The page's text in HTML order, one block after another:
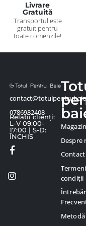
Livrare
Gratuită
Transportul este
gratuit pentru
toate comenzile!
0786982408
Relatii clienți:
L-V 09:00-
17:00 | S-D:
ÎNCHIS
Magazin
Despre
Contact
condiții